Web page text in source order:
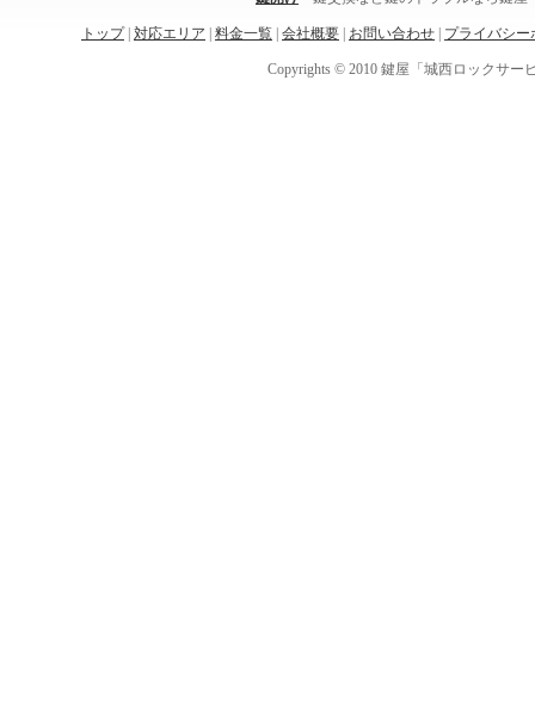
トップ| 対応エリア 料金一覧 会社概要 お問い合わせ プライバシー
Copyrights © 2010 鍵屋「城西ロックサー